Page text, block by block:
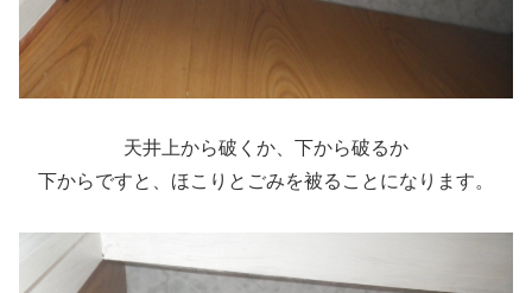
天井上から破くか、下から破るか
下からですと、ほこりとごみを被ることになります。